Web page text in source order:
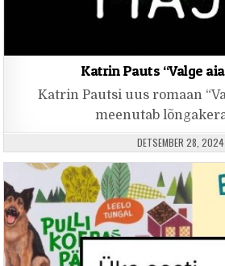
Katrin Pauts “Valge
Katrin Pautsi uus romaan
meenutab
PUBLISHED DATE:
DETSEMBER 28, 2024